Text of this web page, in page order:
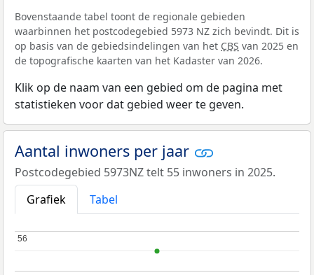
Bovenstaande tabel toont de regionale gebieden
waarbinnen het postcodegebied 5973 NZ zich bevindt. Dit is
op basis van de gebiedsindelingen van het CBS van 2025 en
de topografische kaarten van het Kadaster van 2026.
Klik op de naam van een gebied om de pagina met
statistieken voor dat gebied weer te geven.
Aantal inwoners per jaar
Postcodegebied 5973NZ telt 55 inwoners in 2025.
Grafiek
Tabel
56
56